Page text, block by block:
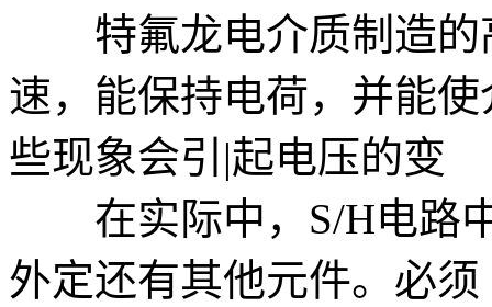
特氟龙电介质制造的
速，能保持电荷，并能
些现象会引|起电压的变
在实际中，S/H电路中
外定还有其他元件。必须